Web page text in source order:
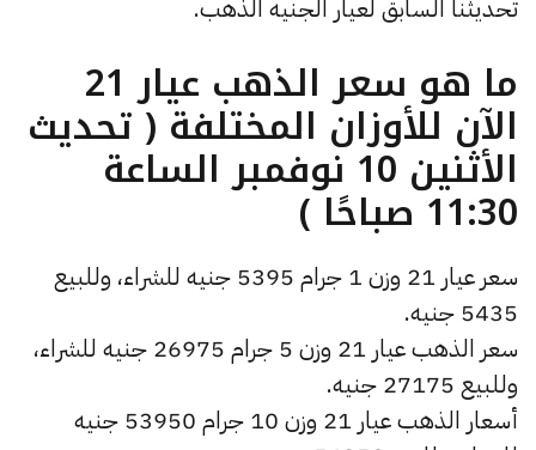
تحديثنا السابق لعيار الجنيه الذهب.
ما هو سعر الذهب عيار 21
الآن للأوزان المختلفة ( تحديث
الأثنين 10 نوفمبر الساعة
11:30 صباحًا )
سعر عيار 21 وزن 1 جرام 5395 جنيه للشراء، وللبيع
5435 جنيه.
سعر الذهب عيار 21 وزن 5 جرام 26975 جنيه للشراء،
وللبيع 27175 جنيه.
أسعار الذهب عيار 21 وزن 10 جرام 53950 جنيه